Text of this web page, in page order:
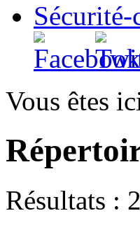
Sécurité-
Vous êtes
Résultats :